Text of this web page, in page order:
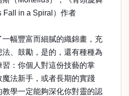
Fall in a Spiral）作者
幅豐富而細膩的織錦畫，充
、鼓勵，是的，還有種種為
：你個人對這份技藝的掌
法新手，或者長期的實踐
學一定能夠深化你對靈的認